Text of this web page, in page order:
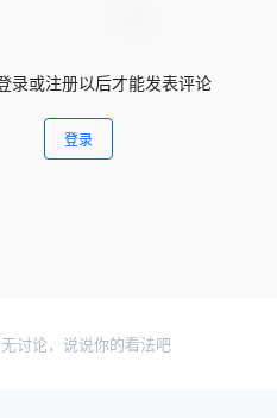
录或注册以后才能发表评论
登录
讨论，说说你的看法吧